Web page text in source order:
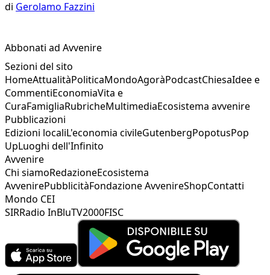
di Gerolamo Fazzini
Abbonati ad Avvenire
Sezioni del sito
HomeAttualitàPoliticaMondoAgoràPodcastChiesaIdee e
CommentiEconomiaVita e
CuraFamigliaRubricheMultimediaEcosistema avvenire
Pubblicazioni
Edizioni localiL'economia civileGutenbergPopotusPop
UpLuoghi dell'Infinito
Avvenire
Chi siamoRedazioneEcosistema
AvvenirePubblicitàFondazione AvvenireShopContatti
Mondo CEI
SIRRadio InBluTV2000FISC